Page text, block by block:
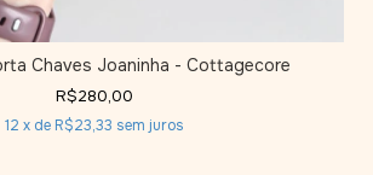
Chaves Joaninha - Cottagecore
R$280,00
12 x de R$23,33 sem juros